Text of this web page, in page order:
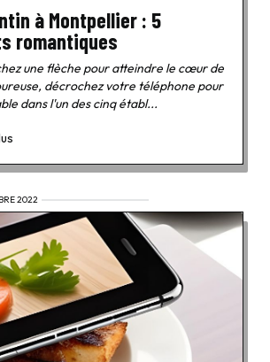
à Montpellier : 5
romantiques
une flèche pour atteindre le cœur de
décrochez votre téléphone pour
dans l'un des cinq établ...
2022